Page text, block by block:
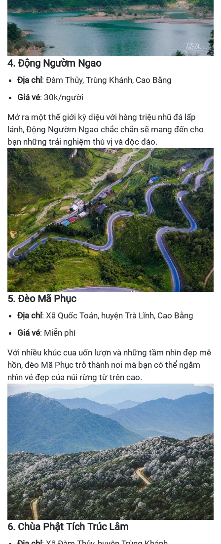
4. Động Ngườm Ngao
Địa chỉ: Đàm Thủy, Trùng Khánh, Cao Bằng
Giá vé: 30k/người
Mở ra một thế giới kỳ diệu với hàng triệu nhũ đá lấp
lánh, Động Ngườm Ngao chắc chắn sẽ mang đến cho
bạn những trải nghiệm thú vị và độc đáo.
5. Đèo Mã Phục
Địa chỉ: Xã Quốc Toản, huyện Trà Lĩnh, Cao Bằng
Giá vé: Miễn phí
Với nhiều khúc cua uốn lượn và những tầm nhìn đẹp mê
hồn, đèo Mã Phục trở thành nơi mà bạn có thể ngắm
nhìn vẻ đẹp của núi rừng từ trên cao.
6. Chùa Phật Tích Trúc Lâm